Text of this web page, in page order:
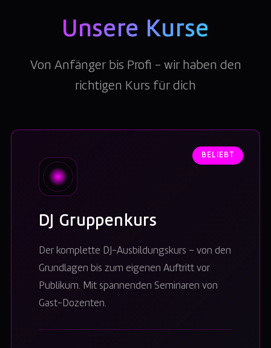
Unsere Kurse
Von Anfänger bis Profi – wir haben den
richtigen Kurs für dich
BELIEBT
DJ Gruppenkurs
Der komplette DJ-Ausbildungskurs – von den
Grundlagen bis zum eigenen Auftritt vor
Publikum. Mit spannenden Seminaren von
Gast-Dozenten.